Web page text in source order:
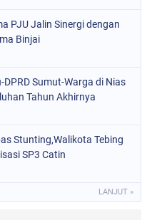
PJU Jalin Sinergi dengan
Binjai
Sumut-Warga di Nias
Tahun Akhirnya
Stunting,Walikota Tebing
SP3 Catin
LANJUT »